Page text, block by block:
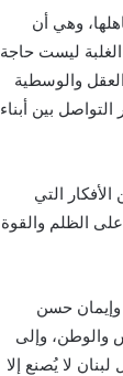
وهي أن
ليست حاجة
والوسطية
بين أبناء
التي
الظلم والقوة
وإيمان حسن
والوطن، وإلى
لا يُصنع إلا